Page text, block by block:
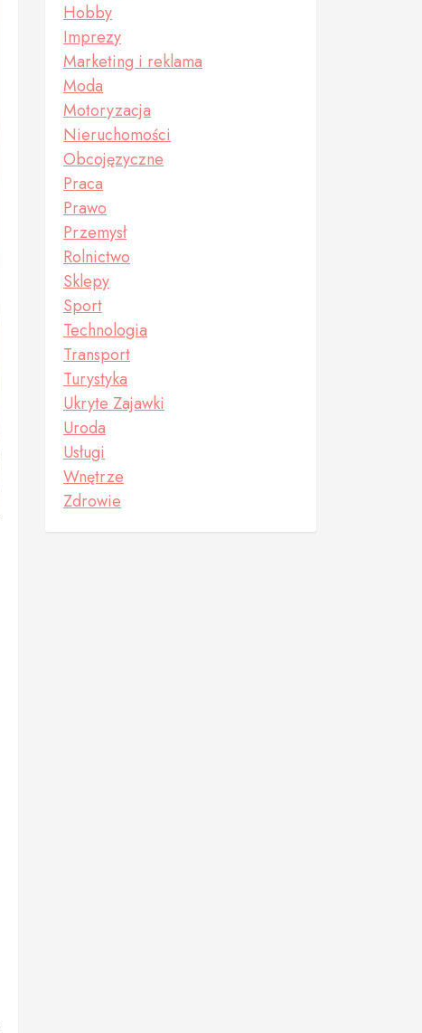
Hobby
Imprezy
Marketing i reklama
Moda
Motoryzacja
Nieruchomości
Obcojęzyczne
Praca
Prawo
Przemysł
Rolnictwo
Sklepy
Sport
Technologia
Transport
Turystyka
Ukryte Zajawki
Uroda
Usługi
Wnętrze
Zdrowie